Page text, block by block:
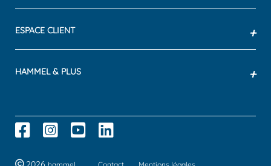
ESPACE CLIENT +
HAMMEL & PLUS +